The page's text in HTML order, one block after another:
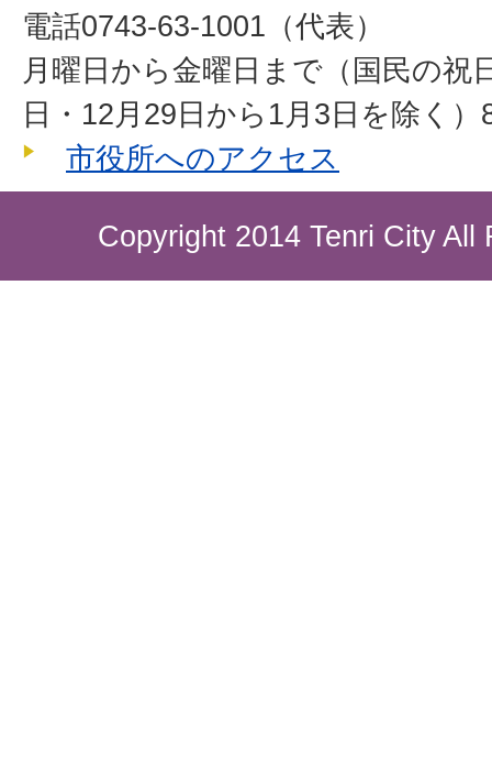
電話0743-63-1001（代表）
月曜日から金曜日まで（国民の祝
日・12月29日から1月3日を除く
市役所へのアクセス
Copyright 2014 Tenri City All